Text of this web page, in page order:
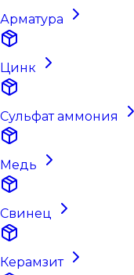
Арматура
Цинк
Сульфат аммония
Медь
Свинец
Керамзит